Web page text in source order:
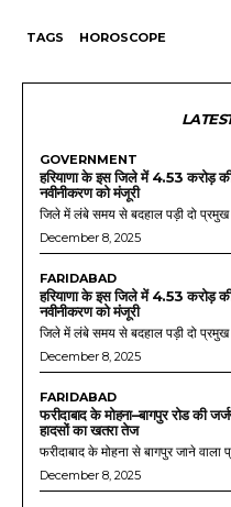
TAGS HOROSCOPE
GOVERNMENT
हरियाणा के इस जिले में 4.53 करोड़
नवीनीकरण को मंजूरी
जिले में लंबे समय से बदहाल पड़ी दो प्रमुख
December 8, 2025
FARIDABAD
हरियाणा के इस जिले में 4.53 करोड़
नवीनीकरण को मंजूरी
जिले में लंबे समय से बदहाल पड़ी दो प्रमुख
December 8, 2025
FARIDABAD
फरीदाबाद के मोहना–बागपुर रोड की
हादसों का खतरा तेज
फरीदाबाद के मोहना से बागपुर जाने वाला
December 8, 2025